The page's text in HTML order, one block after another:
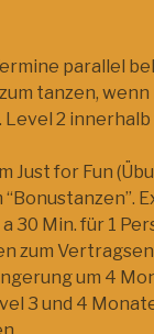
parallel
tanzen,
Level 2
Just for Fun
30 Min. für 1
zum
um 4
3 und 4